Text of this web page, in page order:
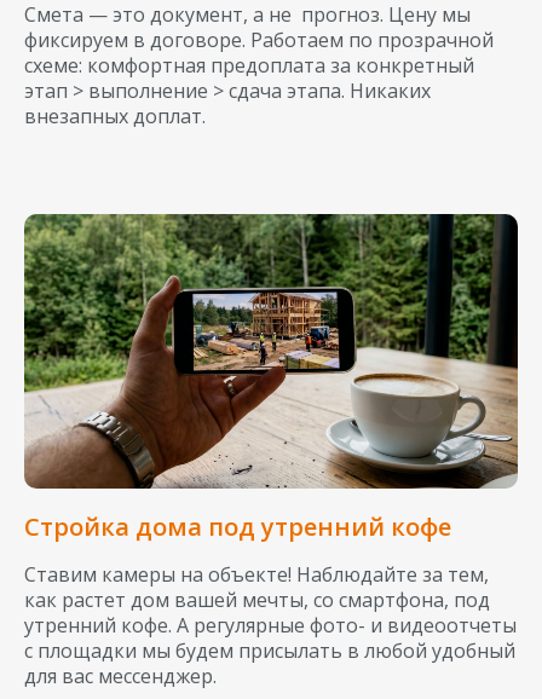
Смета — это документ, а не прогноз. Цену мы
фиксируем в договоре. Работаем по прозрачной
схеме: комфортная предоплата за конкретный
этап > выполнение > сдача этапа. Никаких
внезапных доплат.
Стройка дома под утренний кофе
Ставим камеры на объекте! Наблюдайте за тем,
как растет дом вашей мечты, со смартфона, под
утренний кофе. А регулярные фото- и видеоотчеты
с площадки мы будем присылать в любой удобный
для вас мессенджер.